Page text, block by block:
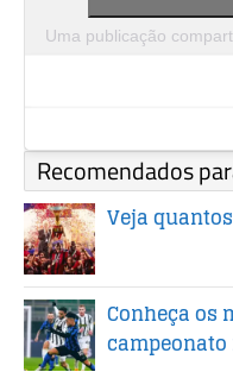
Uma publicação
Recomendados
Veja
Conheça os